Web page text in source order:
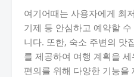
여기어때는 사용자에게 최
기제 등 안심하고 예약할
니다. 또한, 숙소 주변의 맛
를 제공하여 여행 계획을
편의를 위해 다양한 기능을